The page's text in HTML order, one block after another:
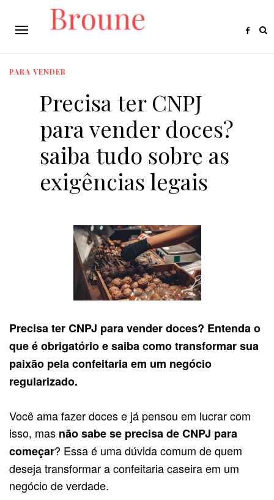
PARA VENDER
Precisa ter CNPJ
para vender doces?
saiba tudo sobre as
exigências legais
Precisa ter CNPJ para vender doces? Entenda o
que é obrigatório e saiba como transformar sua
paixão pela confeitaria em um negócio
regularizado.
Você ama fazer doces e já pensou em lucrar com
isso, mas não sabe se precisa de CNPJ para
começar? Essa é uma dúvida comum de quem
deseja transformar a confeitaria caseira em um
negócio de verdade.